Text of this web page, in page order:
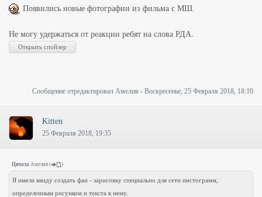
Появились новые фотографии из фильма с МШ.
Не могу удержаться от реакции ребят на слова РДА.
Сообщение отредактировал Амелия - Воскресенье, 25 Февраля 2018, 18:10
Kitten
25 Февраля 2018, 19:35
Цитата Амелия ( )
Я имела ввиду создать фан - зарисовку специально для сети инстограмм,
определенным рисунком и текста к нему.